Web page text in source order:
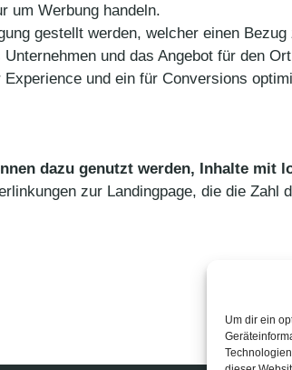
Um dir ein
um Werbung handeln.
gestellt werden, welcher einen
und das Angebot für den
und ein für Conversions
dazu genutzt werden, Inhalte mit
zur Landingpage, die die Zahl